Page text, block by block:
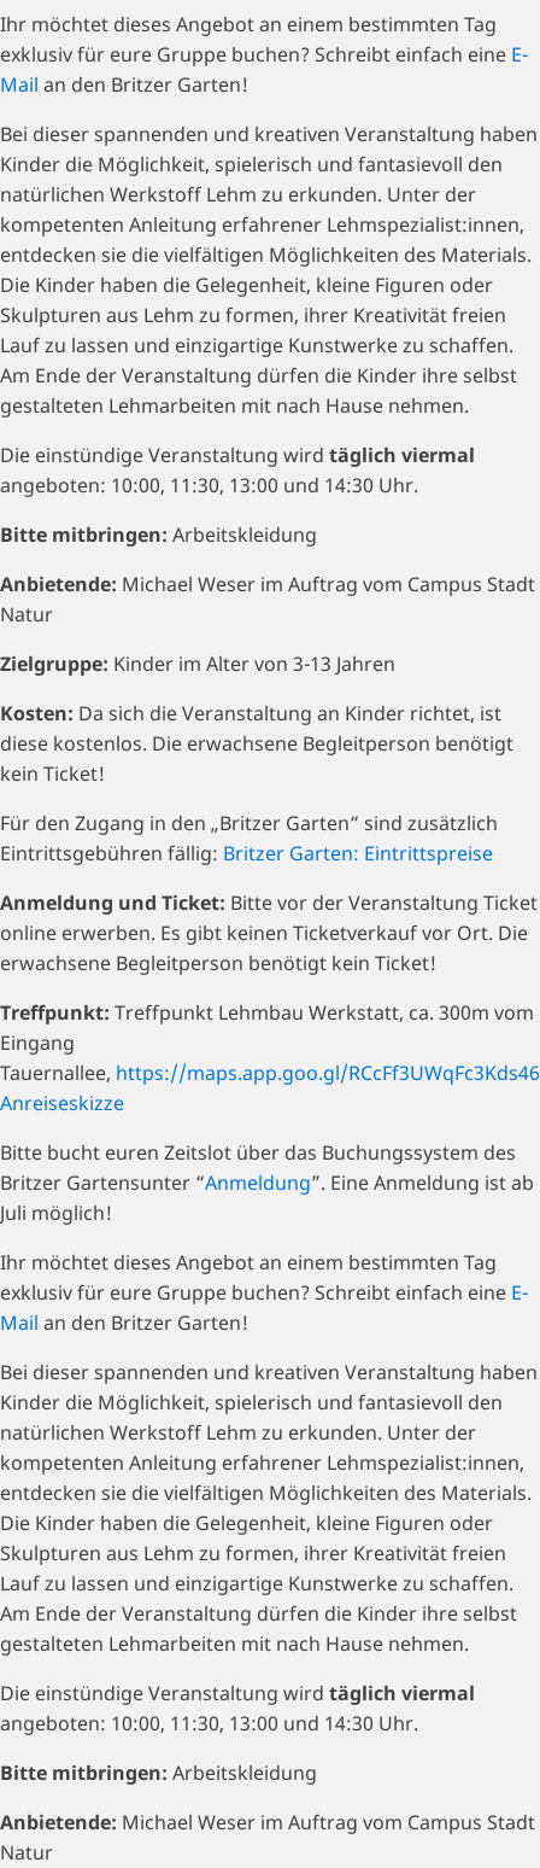
Ihr möchtet dieses Angebot an einem bestimmten Tag
exklusiv für eure Gruppe buchen? Schreibt einfach eine E-
Mail an den Britzer Garten!
Bei dieser spannenden und kreativen Veranstaltung haben
Kinder die Möglichkeit, spielerisch und fantasievoll den
natürlichen Werkstoff Lehm zu erkunden. Unter der
kompetenten Anleitung erfahrener Lehmspezialist:innen,
entdecken sie die vielfältigen Möglichkeiten des Materials.
Die Kinder haben die Gelegenheit, kleine Figuren oder
Skulpturen aus Lehm zu formen, ihrer Kreativität freien
Lauf zu lassen und einzigartige Kunstwerke zu schaffen.
Am Ende der Veranstaltung dürfen die Kinder ihre selbst
gestalteten Lehmarbeiten mit nach Hause nehmen.
Die einstündige Veranstaltung wird täglich viermal
angeboten: 10:00, 11:30, 13:00 und 14:30 Uhr.
Bitte mitbringen: Arbeitskleidung
Anbietende: Michael Weser im Auftrag vom Campus Stadt
Natur
Zielgruppe: Kinder im Alter von 3-13 Jahren
Kosten: Da sich die Veranstaltung an Kinder richtet, ist
diese kostenlos. Die erwachsene Begleitperson benötigt
kein Ticket!
Für den Zugang in den „Britzer Garten“ sind zusätzlich
Eintrittsgebühren fällig: Britzer Garten: Eintrittspreise
Anmeldung und Ticket: Bitte vor der Veranstaltung Ticket
online erwerben. Es gibt keinen Ticketverkauf vor Ort. Die
erwachsene Begleitperson benötigt kein Ticket!
Treffpunkt: Treffpunkt Lehmbau Werkstatt, ca. 300m vom
Eingang
Tauernallee, https://maps.app.goo.gl/RCcFf3UWqFc3Kds46
Anreiseskizze
Bitte bucht euren Zeitslot über das Buchungssystem des
Britzer Gartensunter “Anmeldung”. Eine Anmeldung ist ab
Juli möglich!
Ihr möchtet dieses Angebot an einem bestimmten Tag
exklusiv für eure Gruppe buchen? Schreibt einfach eine E-
Mail an den Britzer Garten!
Bei dieser spannenden und kreativen Veranstaltung haben
Kinder die Möglichkeit, spielerisch und fantasievoll den
natürlichen Werkstoff Lehm zu erkunden. Unter der
kompetenten Anleitung erfahrener Lehmspezialist:innen,
entdecken sie die vielfältigen Möglichkeiten des Materials.
Die Kinder haben die Gelegenheit, kleine Figuren oder
Skulpturen aus Lehm zu formen, ihrer Kreativität freien
Lauf zu lassen und einzigartige Kunstwerke zu schaffen.
Am Ende der Veranstaltung dürfen die Kinder ihre selbst
gestalteten Lehmarbeiten mit nach Hause nehmen.
Die einstündige Veranstaltung wird täglich viermal
angeboten: 10:00, 11:30, 13:00 und 14:30 Uhr.
Bitte mitbringen: Arbeitskleidung
Anbietende: Michael Weser im Auftrag vom Campus Stadt
Natur